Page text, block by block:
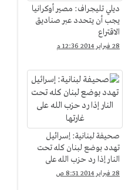
ديلي تليجراف: مصير أوكرانيا
يجب أن يتحدد عبر صناديق
الاقتراع
28 فبراير 2014 12:36 م
صحيفة لبنانية: إسرائيل
تهدد بوضع لبنان كله تحت
النار إذا رد حزب الله على
غارتها
28 فبراير 2014 8:51 ص